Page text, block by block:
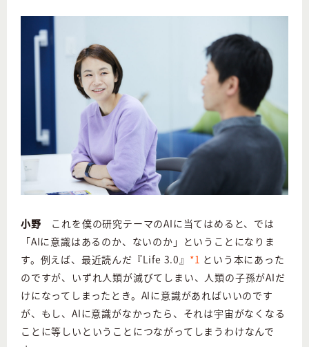
小野 これを僕の研究テーマのAIに当てはめると、では
「AIに意識はあるのか、ないのか」ということになりま
す。例えば、最近読んだ『Life 3.0』 *1 という本にあった
のですが、いずれ人類が滅びてしまい、人類の子孫がAIだ
けになってしまったとき。AIに意識があればいいのです
が、もし、AIに意識がなかったら、それは宇宙がなくなる
ことに等しいということにつながってしまうわけなんで